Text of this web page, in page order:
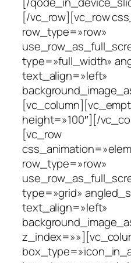
[/vc_row][vc_row
row_type=»row»
type=»full_width»
text_align=»left»
height=»100″][/
[vc_row
row_type=»row»
type=»grid»
text_align=»left»